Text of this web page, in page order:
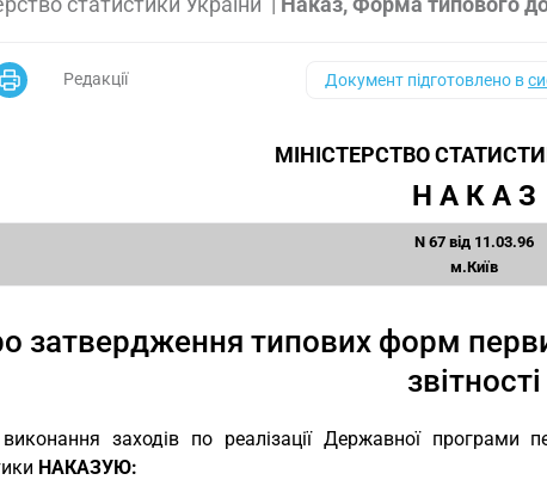
Редакції Документ підготовлено в
МІНІСТЕРСТВО
Н А К А З
N 67 від 11.03.96
м.Київ
затвердження типових форм
звітності
заходів по реалізації Державної програми
НАКАЗУЮ: